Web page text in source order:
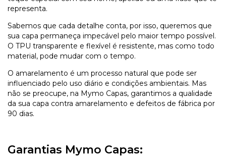
representa.
Sabemos que cada detalhe conta, por isso, queremos que
sua capa permaneça impecável pelo maior tempo possível.
O TPU transparente e flexível é resistente, mas como todo
material, pode mudar com o tempo.
O amarelamento é um processo natural que pode ser
influenciado pelo uso diário e condições ambientais. Mas
não se preocupe, na Mymo Capas, garantimos a qualidade
da sua capa contra amarelamento e defeitos de fábrica por
90 dias.
Garantias Mymo Capas: